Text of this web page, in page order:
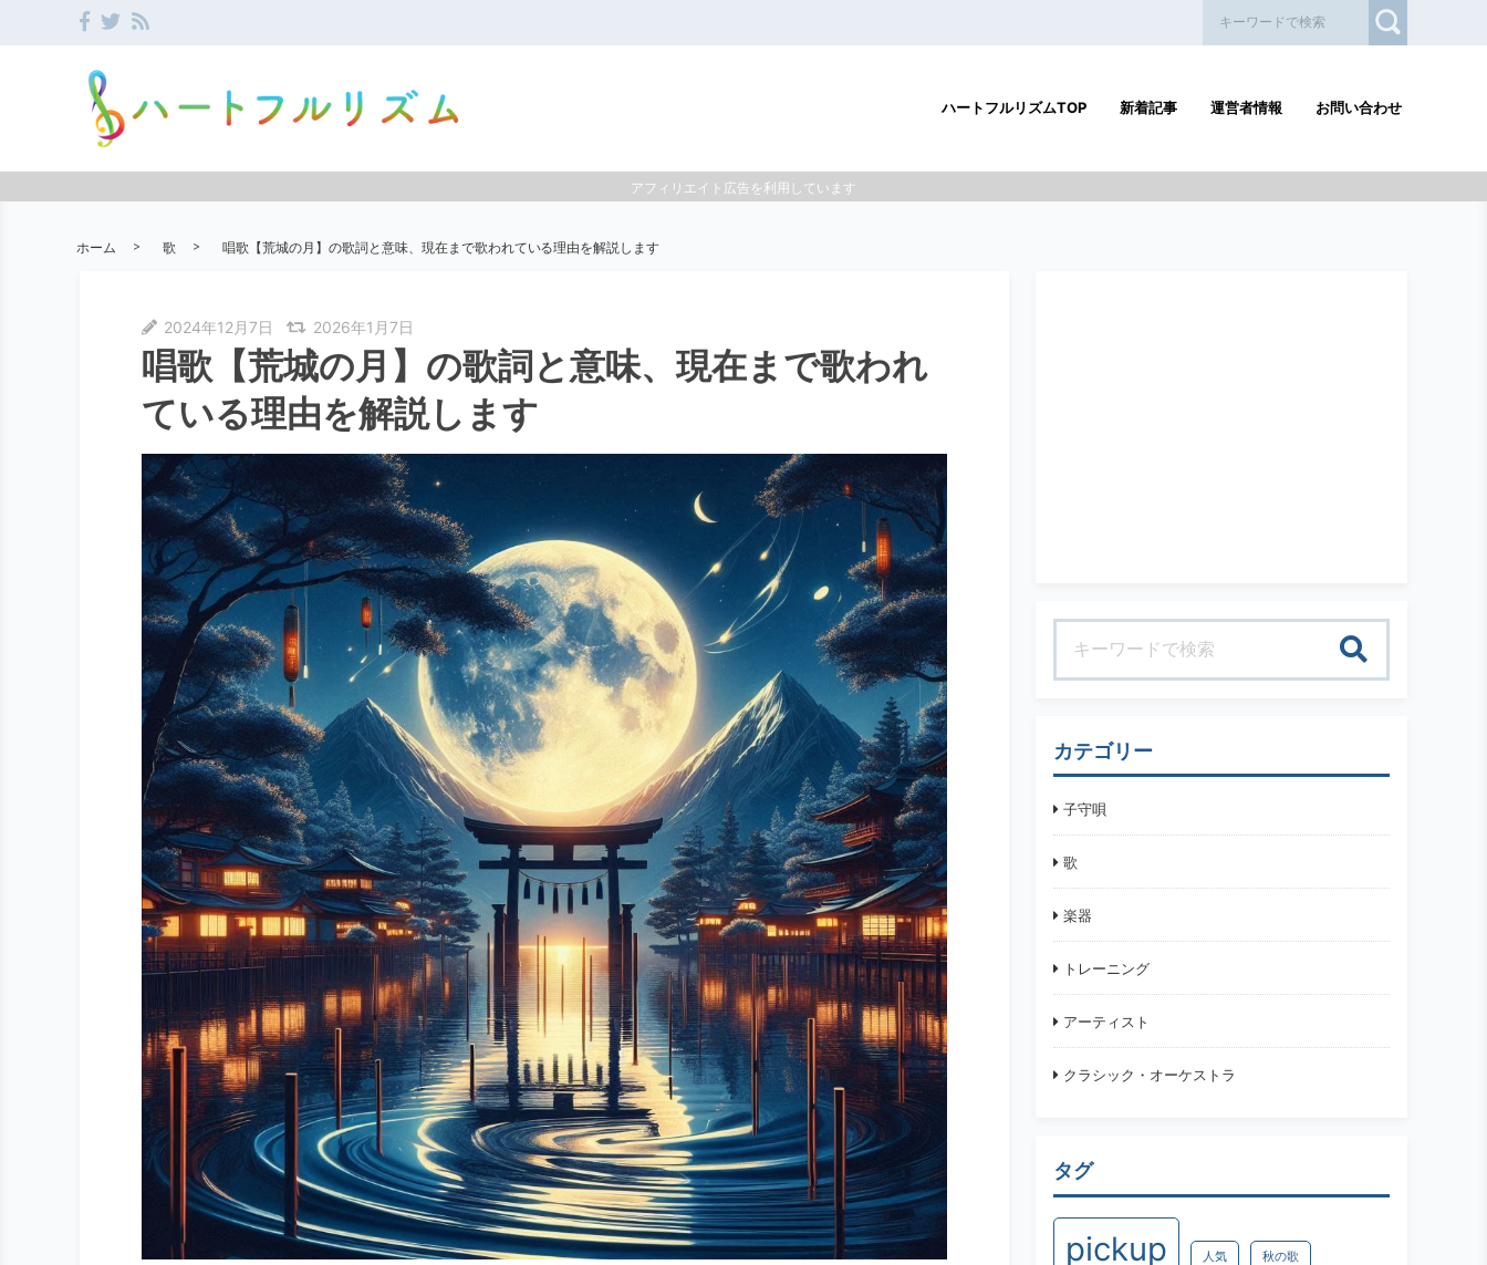
ハートフルリズムTOP 新着記事 運営者情報 お問い合わせ
アフィリエイト広告を利用しています
ホーム 歌 唱歌【荒城の月】の歌詞と意味、現在まで歌われている理由を解説します
2024年12月7日 2026年1月7日
唱歌【荒城の月】の歌詞と意味、現在まで歌われ
ている理由を解説します
カテゴリー
子守唄
歌
楽器
トレーニング
アーティスト
クラシック・オーケストラ
タグ
pickup 人気 秋の歌